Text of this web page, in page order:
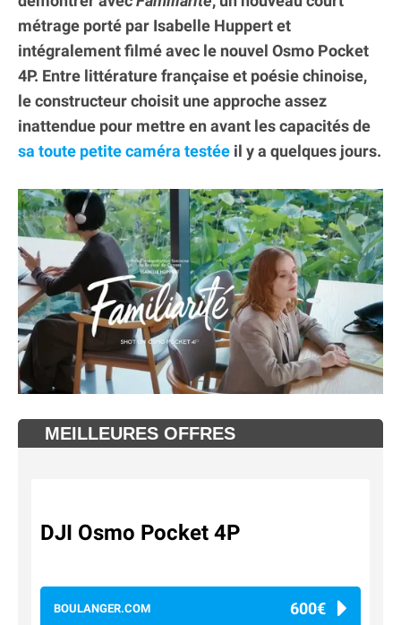
métrage porté par Isabelle Huppert et
intégralement filmé avec le nouvel Osmo Pocket
4P. Entre littérature française et poésie chinoise,
le constructeur choisit une approche assez
inattendue pour mettre en avant les capacités de
sa toute petite caméra testée il y a quelques jours.
MEILLEURES OFFRES
DJI Osmo Pocket 4P
BOULANGER.COM 600€